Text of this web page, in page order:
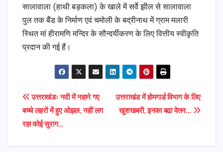
सालावाला (हाथी बड़कला) के खाले में सर्वे झील से सालावाला
पुल तक बैंड के निर्माण एवं चमोली के बद्रीनाथ में ग्राम मलारी
स्थित मां हीरामणि मन्दिर के सौन्दर्यीकरण के लिए वित्तीय स्वीकृति
प्रदान की गई हैं।
Post
navigation
उत्तराखंड में होमगार्ड विभाग के लिए
खुशखबरी, इनका बढा वेतन…
उत्तराखंडः नदी में नहाने गए
बच्चे लहरों में हुए ओझल, नहीं लग
रहा कोई सुराग…